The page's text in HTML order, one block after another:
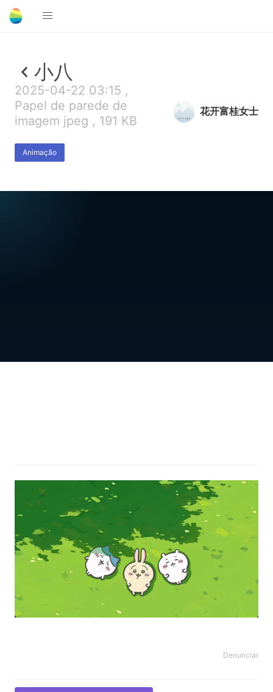
小八
2025-04-22 03:15 ,
Papel de parede de
imagem jpeg , 191 KB
Animação
花开富桂女士
Denunciar